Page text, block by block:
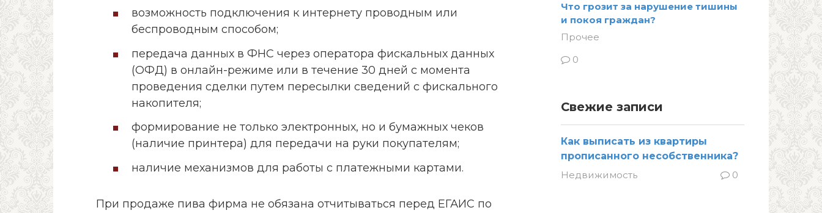
возможность подключения к интернету проводным или
беспроводным способом;
передача данных в ФНС через оператора фискальных данных
(ОФД) в онлайн-режиме или в течение 30 дней с момента
проведения сделки путем пересылки сведений с фискального
накопителя;
формирование не только электронных, но и бумажных чеков
(наличие принтера) для передачи на руки покупателям;
наличие механизмов для работы с платежными картами.
При продаже пива фирма не обязана отчитываться перед ЕГАИС по
Что грозит за нарушение тишины
и покоя граждан?
Прочее
0
Свежие записи
Как выписать из квартиры
прописанного несобственника?
Недвижимость
0